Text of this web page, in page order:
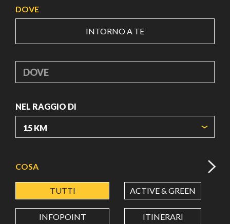
DOVE
INTORNO A TE
DOVE
NEL RAGGIO DI
LATITUDINE
COSA
TUTTI ACTIVE & GREEN
INFOPOINT ITINERARI